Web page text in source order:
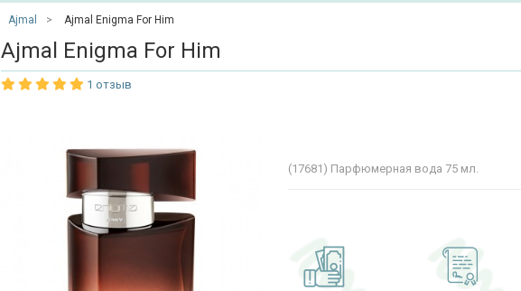
Ajmal Ajmal Enigma For Him
Ajmal Enigma For Him
1 отзыв
(17681) Парфюмерная вода 75 мл.